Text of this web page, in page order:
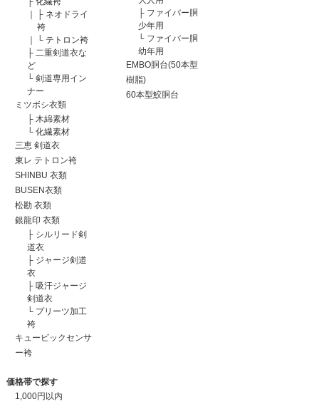
├ ネオドライ
袴
└ テトロン袴
├ 二重剣道衣な
ど
└ 剣道専用イン
ナー
ミツボシ衣類
├ 木綿素材
└ 化繊素材
三恵 剣道衣
東レ テトロン袴
SHINBU 衣類
BUSEN衣類
松勘 衣類
銀龍印 衣類
├ シルリード剣
道衣
├ ジャージ剣道
衣
├ 吸汗ジャージ
剣道衣
└ プリーツ加工
袴
キュービックセンサ
ー袴
├ ファイバー胴
少年用
└ ファイバー胴
幼年用
EMBO胴台(50本型
樹脂)
60本型鮫胴台
価格帯で探す
1,000円以内